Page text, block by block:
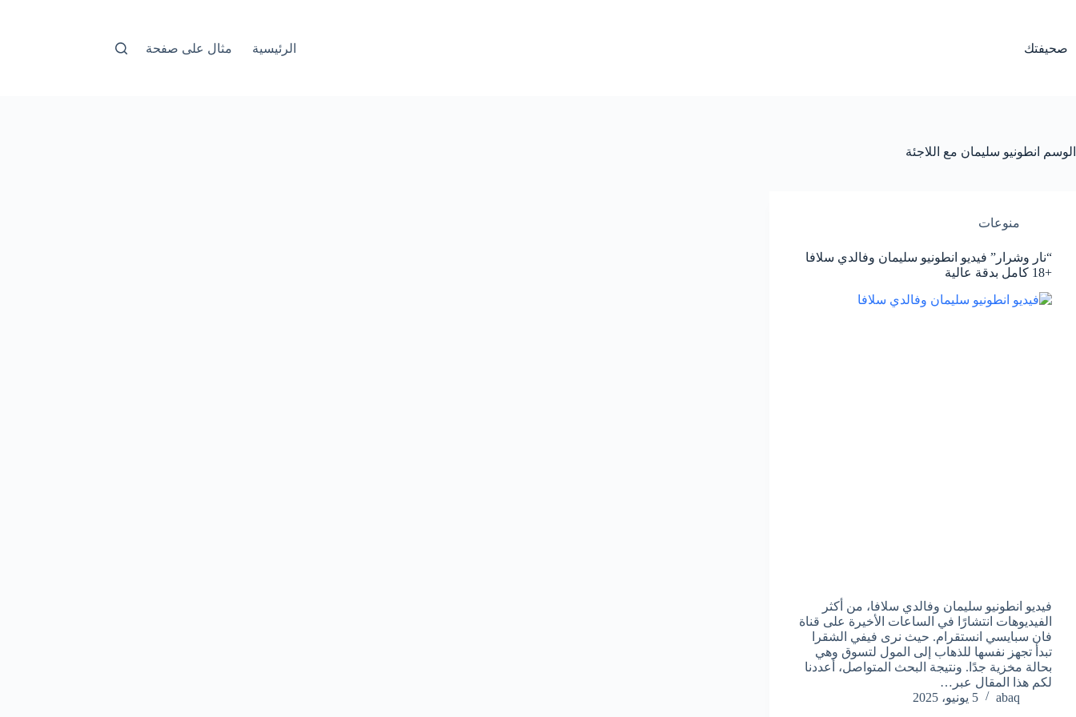
صحيفتك الرئيسية مثال على صفحة
الوسم انطونيو سليمان مع اللاجئة
منوعات
“نار وشرار” فيديو انطونيو سليمان وفالدي سلافا
+18 كامل بدقة عالية
فيديو انطونيو سليمان وفالدي سلافا، من أكثر
الفيديوهات انتشارًا في الساعات الأخيرة على قناة
فان سبايسي انستقرام. حيث نرى فيفي الشقرا
تبدأ تجهز نفسها للذهاب إلى المول لتسوق وهي
بحالة مخزية جدًا. ونتيجة البحث المتواصل، أعددنا
لكم هذا المقال عبر…
abaq
5 يونيو، 2025